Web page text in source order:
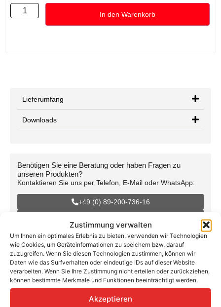
Zustimmung verwalten
Um Ihnen ein optimales Erlebnis zu bieten, verwenden wir Technologien
wie Cookies, um Geräteinformationen zu speichern bzw. darauf
zuzugreifen. Wenn Sie diesen Technologien zustimmen, können wir
Daten wie das Surfverhalten oder eindeutige IDs auf dieser Website
verarbeiten. Wenn Sie Ihre Zustimmung nicht erteilen oder zurückziehen,
können bestimmte Merkmale und Funktionen beeinträchtigt werden.
Akzeptieren
In den Warenkorb
Lieferumfang
Downloads
Benötigen Sie eine Beratung oder haben Fragen zu
unseren Produkten?
Kontaktieren Sie uns per Telefon, E-Mail oder WhatsApp:
+49 (0) 89-200-736-16
WhatsApp
Energieverbrauch Überwachung Online!